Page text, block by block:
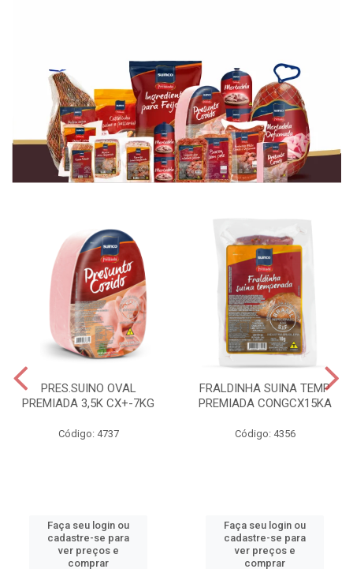
PRES.SUINO OVAL
PREMIADA 3,5K CX+-7KG
Código: 4737
Faça seu login ou
cadastre-se para
ver preços e
comprar
FRALDINHA SUINA TEMP
PREMIADA CONGCX15KA
Código: 4356
Faça seu login ou
cadastre-se para
ver preços e
comprar